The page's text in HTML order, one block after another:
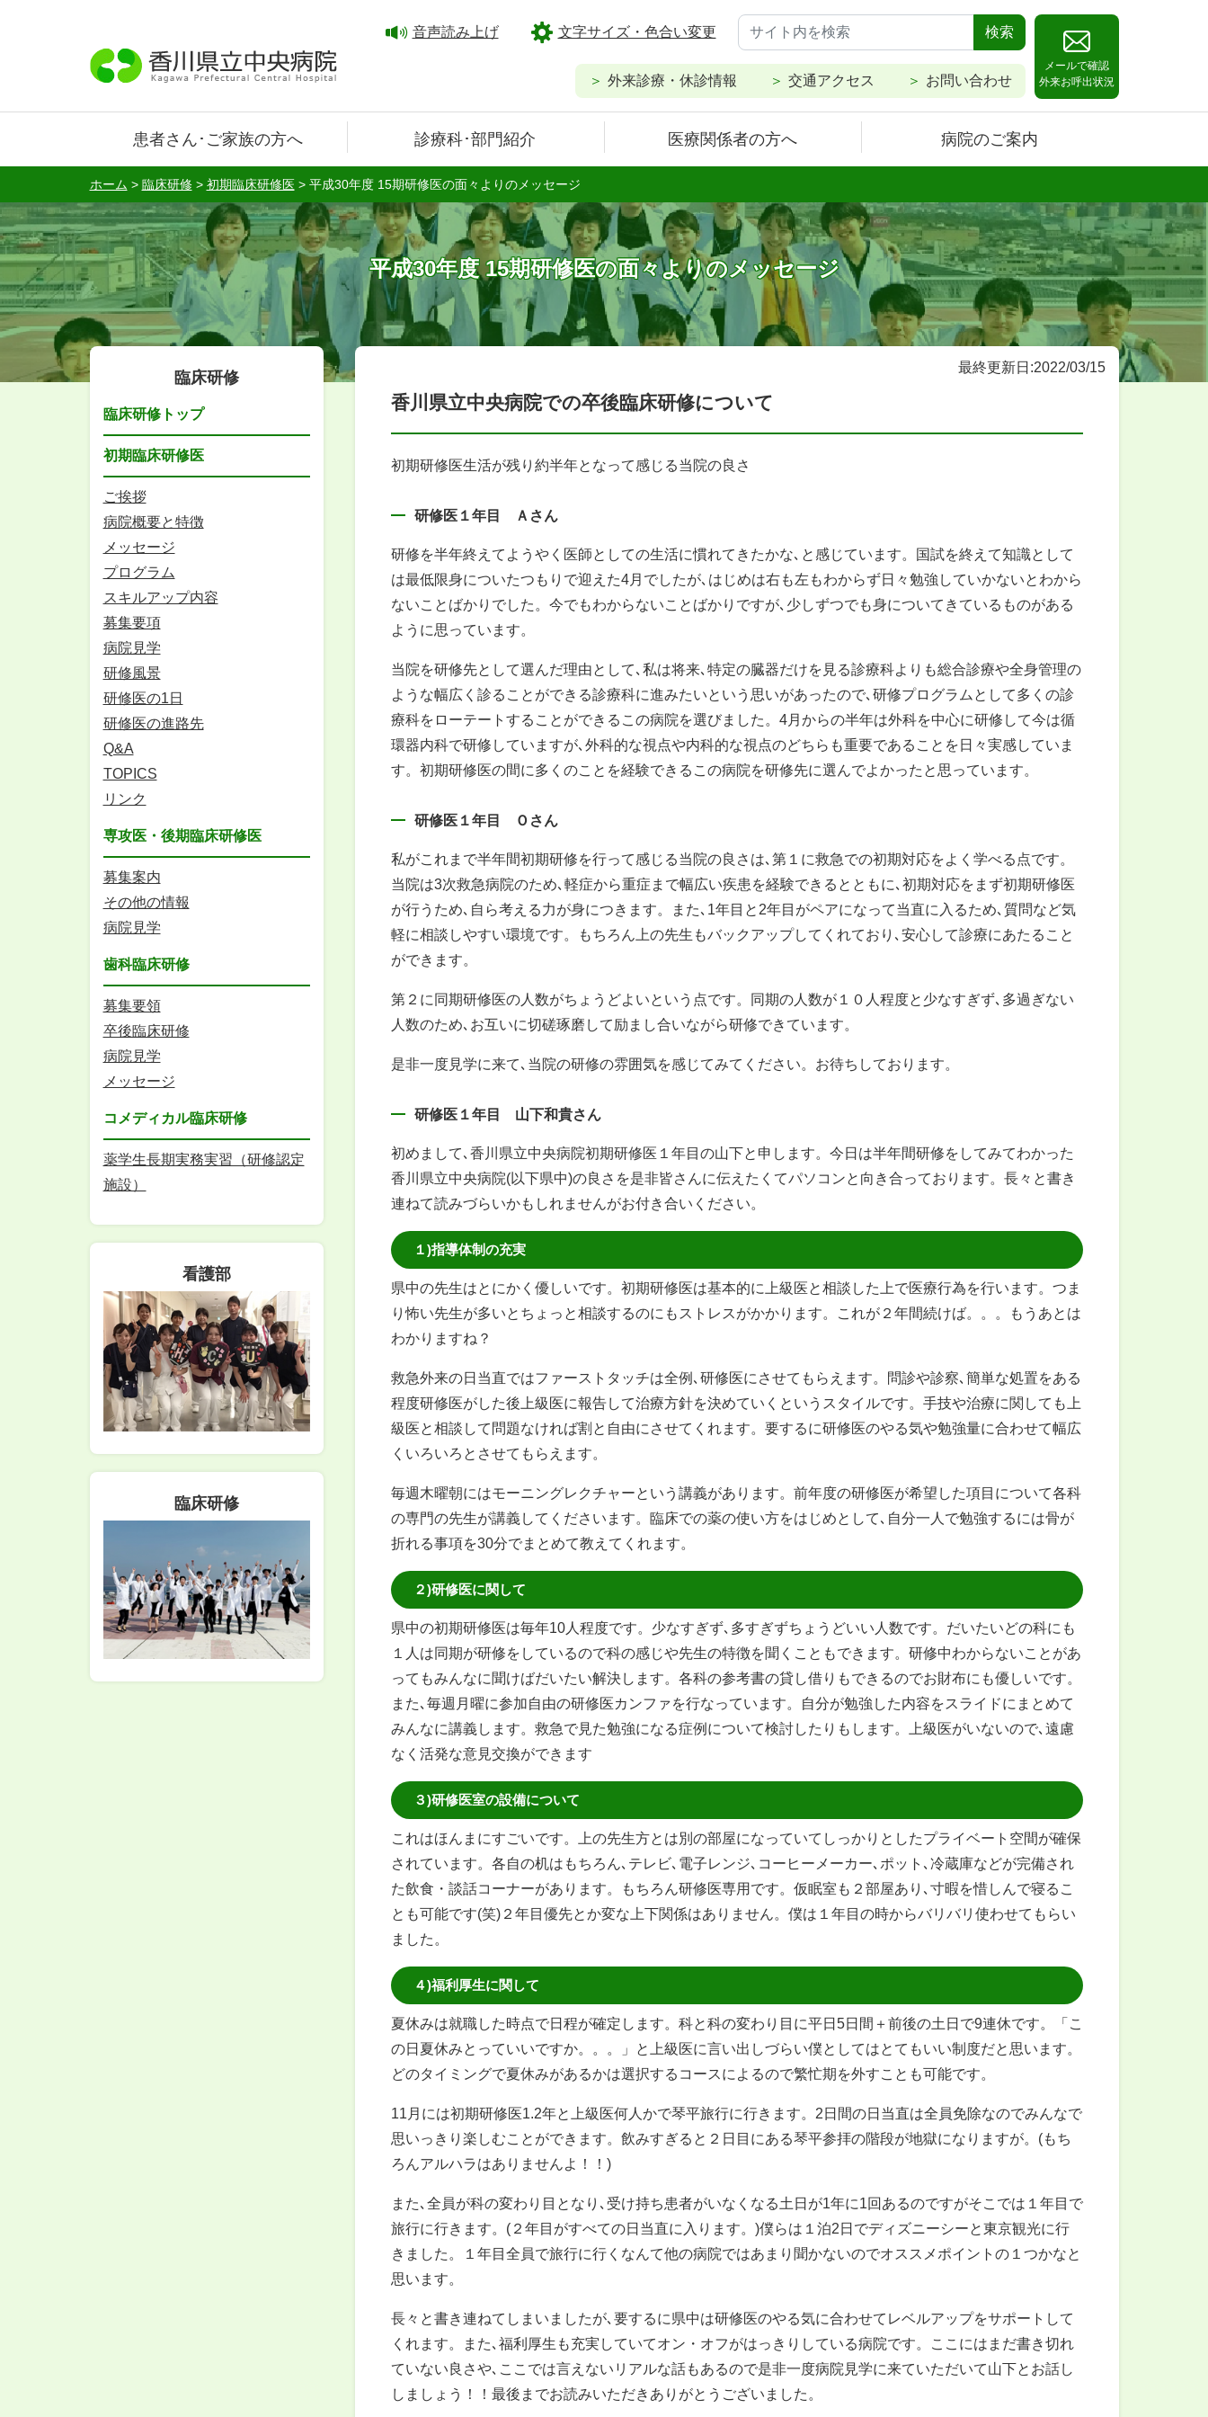
音声読み上げ 文字サイズ・色合い変更 検索
外来診療・休診情報 交通アクセス お問い合わせ
メールで確認
外来お呼出状況
患者さん･ご家族の方へ 診療科･部門紹介 医療関係者の方へ 病院のご案内
ホーム > 臨床研修> 初期臨床研修医> 平成30年度 15期研修医の面々よりのメッセージ
平成30年度 15期研修医の面々よりのメッセージ
最終更新日:2022/03/15
香川県立中央病院での卒後臨床研修について
初期研修医生活が残り約半年となって感じる当院の良さ
研修医１年目 Ａさん
研修を半年終えてようやく医師としての生活に慣れてきたかな､と感じています。国試を終えて知識として
は最低限身についたつもりで迎えた4月でしたが､はじめは右も左もわからず日々勉強していかないとわから
ないことばかりでした。今でもわからないことばかりですが､少しずつでも身についてきているものがある
ように思っています。
当院を研修先として選んだ理由として､私は将来､特定の臓器だけを見る診療科よりも総合診療や全身管理の
ような幅広く診ることができる診療科に進みたいという思いがあったので､研修プログラムとして多くの診
療科をローテートすることができるこの病院を選びました。4月からの半年は外科を中心に研修して今は循
環器内科で研修していますが､外科的な視点や内科的な視点のどちらも重要であることを日々実感していま
す。初期研修医の間に多くのことを経験できるこの病院を研修先に選んでよかったと思っています。
研修医１年目 Ｏさん
私がこれまで半年間初期研修を行って感じる当院の良さは､第１に救急での初期対応をよく学べる点です。
当院は3次救急病院のため､軽症から重症まで幅広い疾患を経験できるとともに､初期対応をまず初期研修医
が行うため､自ら考える力が身につきます。また､1年目と2年目がペアになって当直に入るため､質問など気
軽に相談しやすい環境です。もちろん上の先生もバックアップしてくれており､安心して診療にあたること
ができます。
第２に同期研修医の人数がちょうどよいという点です。同期の人数が１０人程度と少なすぎず､多過ぎない
人数のため､お互いに切磋琢磨して励まし合いながら研修できています。
是非一度見学に来て､当院の研修の雰囲気を感じてみてください。お待ちしております。
研修医１年目 山下和貴さん
初めまして､香川県立中央病院初期研修医１年目の山下と申します。今日は半年間研修をしてみてわかった
香川県立中央病院(以下県中)の良さを是非皆さんに伝えたくてパソコンと向き合っております。長々と書き
連ねて読みづらいかもしれませんがお付き合いください。
１)指導体制の充実
県中の先生はとにかく優しいです。初期研修医は基本的に上級医と相談した上で医療行為を行います。つま
り怖い先生が多いとちょっと相談するのにもストレスがかかります。これが２年間続けば。。。もうあとは
わかりますね？
救急外来の日当直ではファーストタッチは全例､研修医にさせてもらえます。問診や診察､簡単な処置をある
程度研修医がした後上級医に報告して治療方針を決めていくというスタイルです。手技や治療に関しても上
級医と相談して問題なければ割と自由にさせてくれます。要するに研修医のやる気や勉強量に合わせて幅広
くいろいろとさせてもらえます。
毎週木曜朝にはモーニングレクチャーという講義があります。前年度の研修医が希望した項目について各科
の専門の先生が講義してくださいます。臨床での薬の使い方をはじめとして､自分一人で勉強するには骨が
折れる事項を30分でまとめて教えてくれます。
２)研修医に関して
県中の初期研修医は毎年10人程度です。少なすぎず､多すぎずちょうどいい人数です。だいたいどの科にも
１人は同期が研修をしているので科の感じや先生の特徴を聞くこともできます。研修中わからないことがあ
ってもみんなに聞けばだいたい解決します。各科の参考書の貸し借りもできるのでお財布にも優しいです。
また､毎週月曜に参加自由の研修医カンファを行なっています。自分が勉強した内容をスライドにまとめて
みんなに講義します。救急で見た勉強になる症例について検討したりもします。上級医がいないので､遠慮
なく活発な意見交換ができます
３)研修医室の設備について
これはほんまにすごいです。上の先生方とは別の部屋になっていてしっかりとしたプライベート空間が確保
されています。各自の机はもちろん､テレビ､電子レンジ､コーヒーメーカー､ポット､冷蔵庫などが完備され
た飲食・談話コーナーがあります。もちろん研修医専用です。仮眠室も２部屋あり､寸暇を惜しんで寝るこ
とも可能です(笑)２年目優先とか変な上下関係はありません。僕は１年目の時からバリバリ使わせてもらい
ました。
４)福利厚生に関して
夏休みは就職した時点で日程が確定します。科と科の変わり目に平日5日間＋前後の土日で9連休です。「こ
の日夏休みとっていいですか。。。」と上級医に言い出しづらい僕としてはとてもいい制度だと思います。
どのタイミングで夏休みがあるかは選択するコースによるので繁忙期を外すことも可能です。
11月には初期研修医1.2年と上級医何人かで琴平旅行に行きます。2日間の日当直は全員免除なのでみんなで
思いっきり楽しむことができます。飲みすぎると２日目にある琴平参拝の階段が地獄になりますが。(もち
ろんアルハラはありませんよ！！)
また､全員が科の変わり目となり､受け持ち患者がいなくなる土日が1年に1回あるのですがそこでは１年目で
旅行に行きます。(２年目がすべての日当直に入ります。)僕らは１泊2日でディズニーシーと東京観光に行
きました。１年目全員で旅行に行くなんて他の病院ではあまり聞かないのでオススメポイントの１つかなと
思います。
長々と書き連ねてしまいましたが､要するに県中は研修医のやる気に合わせてレベルアップをサポートして
くれます。また､福利厚生も充実していてオン・オフがはっきりしている病院です。ここにはまだ書き切れ
ていない良さや､ここでは言えないリアルな話もあるので是非一度病院見学に来ていただいて山下とお話し
しましょう！！最後までお読みいただきありがとうございました。
臨床研修
臨床研修トップ
初期臨床研修医
ご挨拶
病院概要と特徴
メッセージ
プログラム
スキルアップ内容
募集要項
病院見学
研修風景
研修医の1日
研修医の進路先
Q&A
TOPICS
リンク
専攻医・後期臨床研修医
募集案内
その他の情報
病院見学
歯科臨床研修
募集要領
卒後臨床研修
病院見学
メッセージ
コメディカル臨床研修
薬学生長期実務実習（研修認定
施設）
看護部
臨床研修